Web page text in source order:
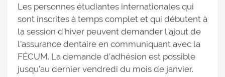
Les personnes étudiantes internationales qui
sont inscrites à temps complet et qui débutent à
la session d’hiver peuvent demander l’ajout de
l’assurance dentaire en communiquant avec la
FÉCUM. La demande d’adhésion est possible
jusqu’au dernier vendredi du mois de janvier.